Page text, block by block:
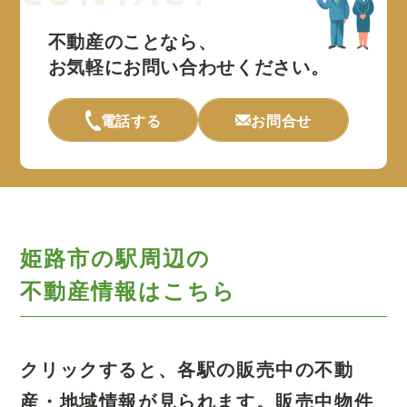
不動産のことなら、
お気軽にお問い合わせください。
電話する お問合せ
姫路市の駅周辺の
不動産情報はこちら
クリックすると、各駅の販売中の不動
産・地域情報が見られます。 販売中物件